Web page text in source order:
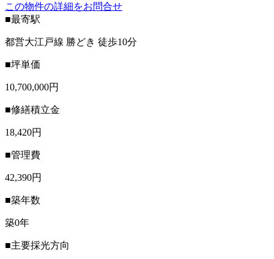
この物件の詳細をお問合せ
■最寄駅
都営大江戸線 勝どき 徒歩10分
■坪単価
10,700,000円
■修繕積立金
18,420円
■管理費
42,390円
■築年数
築0年
■主要採光方向